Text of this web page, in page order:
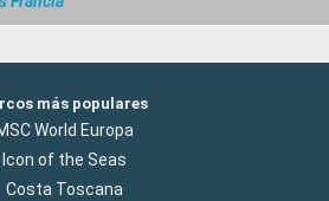
más populares
World Europa
Icon of the Seas
Costa Toscana